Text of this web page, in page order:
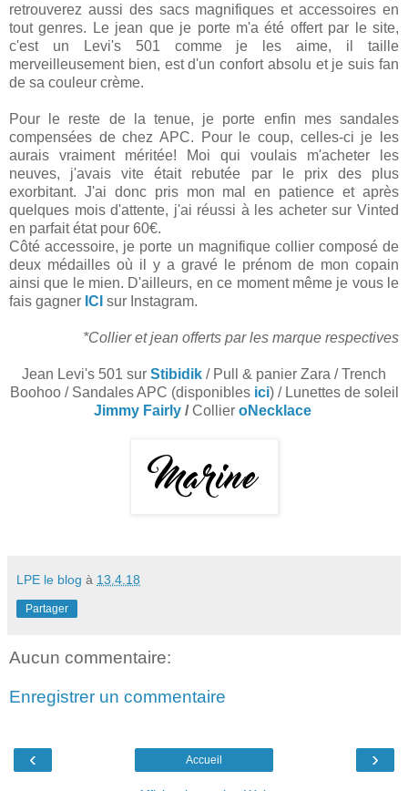
retrouverez aussi des sacs magnifiques et accessoires en
tout genres. Le jean que je porte m'a été offert par le site,
c'est un Levi's 501 comme je les aime, il taille
merveilleusement bien, est d'un confort absolu et je suis fan
de sa couleur crème.
Pour le reste de la tenue, je porte enfin mes sandales
compensées de chez APC. Pour le coup, celles-ci je les
aurais vraiment méritée! Moi qui voulais m'acheter les
neuves, j'avais vite était rebutée par le prix des plus
exorbitant. J'ai donc pris mon mal en patience et après
quelques mois d'attente, j'ai réussi à les acheter sur Vinted
en parfait état pour 60€.
Côté accessoire, je porte un magnifique collier composé de
deux médailles où il y a gravé le prénom de mon copain
ainsi que le mien. D'ailleurs, en ce moment même je vous le
fais gagner ICI sur Instagram.
*Collier et jean offerts par les marque respectives
Jean Levi's 501 sur Stibidik / Pull & panier Zara / Trench
Boohoo / Sandales APC (disponibles ici) / Lunettes de soleil
Jimmy Fairly/Collier oNecklace
LPE le blog à 13.4.18
Partager
Aucun commentaire:
Enregistrer un commentaire
‹ ›
Accueil